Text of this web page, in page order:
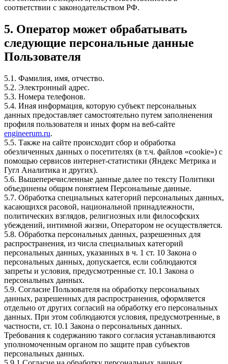
соответствии с законодательством РФ.
5. Оператор может обрабатывать
следующие персональные данные
Пользователя
5.1. Фамилия, имя, отчество.
5.2. Электронный адрес.
5.3. Номера телефонов.
5.4. Иная информация, которую субъект персональных
данных предоставляет самостоятельно путем заполненения
профиля пользователя и иных форм на веб-сайте
engineerum.ru.
5.5. Также на сайте происходит сбор и обработка
обезличенных данных о посетителях (в т.ч. файлов «cookie») с
помощью сервисов интернет-статистики (Яндекс Метрика и
Гугл Аналитика и других).
5.6. Вышеперечисленные данные далее по тексту Политики
объединены общим понятием Персональные данные.
5.7. Обработка специальных категорий персональных данных,
касающихся расовой, национальной принадлежности,
политических взглядов, религиозных или философских
убеждений, интимной жизни, Оператором не осуществляется.
5.8. Обработка персональных данных, разрешенных для
распространения, из числа специальных категорий
персональных данных, указанных в ч. 1 ст. 10 Закона о
персональных данных, допускается, если соблюдаются
запреты и условия, предусмотренные ст. 10.1 Закона о
персональных данных.
5.9. Согласие Пользователя на обработку персональных
данных, разрешенных для распространения, оформляется
отдельно от других согласий на обработку его персональных
данных. При этом соблюдаются условия, предусмотренные, в
частности, ст. 10.1 Закона о персональных данных.
Требования к содержанию такого согласия устанавливаются
уполномоченным органом по защите прав субъектов
персональных данных.